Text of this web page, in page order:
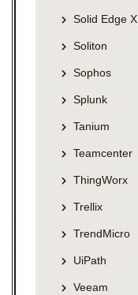
Solid Edge X
Soliton
Sophos
Splunk
Tanium
Teamcenter
ThingWorx
Trellix
TrendMicro
UiPath
Veeam